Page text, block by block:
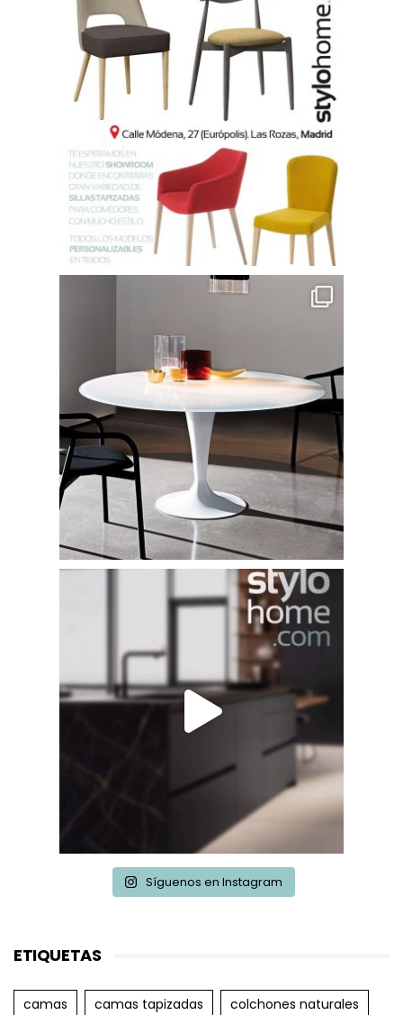
Síguenos en Instagram
ETIQUETAS
camas camas tapizadas
colchones naturales